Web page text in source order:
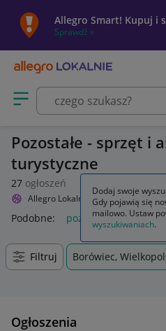
Allegro Smart! Kupuj i
Sprawdź »
Otwórz menu z kategoriami
Pozostałe - sprzęt i
turystyczne
27 ogłoszeń
Allegro Lokalnie Sport i turystyka
Podobne: pozostałe łóżka
Filtruj Borówiec,
Ogłoszenia
Dodaj swoje
Gdy pojawią się
mailowo. Ustaw
wyszukiwaniach.